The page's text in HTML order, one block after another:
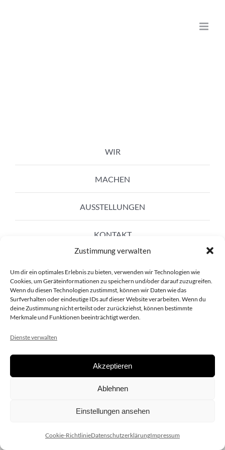
Zustimmung verwalten
Um dir ein optimales Erlebnis zu bieten, verwenden wir Technologien wie
Cookies, um Geräteinformationen zu speichern und/oder darauf zuzugreifen.
Wenn du diesen Technologien zustimmst, können wir Daten wie das
Surfverhalten oder eindeutige IDs auf dieser Website verarbeiten. Wenn du
deine Zustimmung nicht erteilst oder zurückziehst, können bestimmte
Merkmale und Funktionen beeinträchtigt werden.
Dienste verwalten
Akzeptieren
Ablehnen
Einstellungen ansehen
Cookie-RichtlinieDatenschutzerklärungImpressum
WIR
MACHEN
AUSSTELLUNGEN
KONTAKT
Copyright 2020 dieSCHAUsteller.at |Datenschützerklärung|
| Design:www.ARGEntur.at